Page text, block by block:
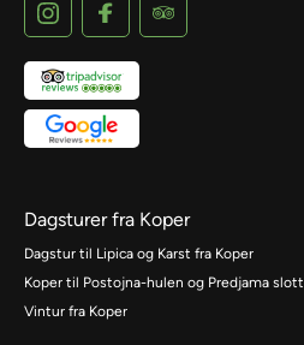
Dagsturer fra Koper
Dagstur til Lipica og Karst fra Koper
Koper til Postojna-hulen og Predjama slott
Vintur fra Koper